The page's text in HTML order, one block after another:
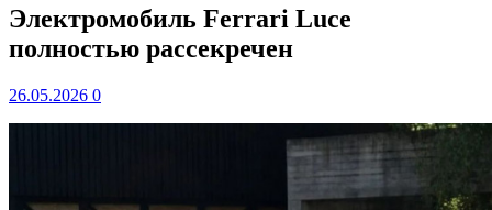
Электромобиль Ferrari Luce
полностью рассекречен
26.05.2026 0